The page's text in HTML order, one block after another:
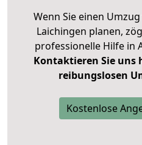
Wenn Sie einen
Laichingen planen,
professionelle Hilfe in
Kontaktieren Sie uns
reibungslosen
Kostenlose